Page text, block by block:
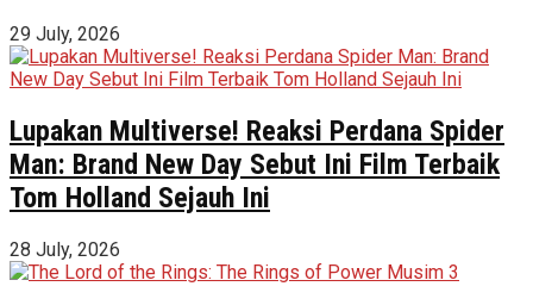
29 July, 2026
Lupakan Multiverse! Reaksi Perdana Spider
Man: Brand New Day Sebut Ini Film Terbaik
Tom Holland Sejauh Ini
28 July, 2026